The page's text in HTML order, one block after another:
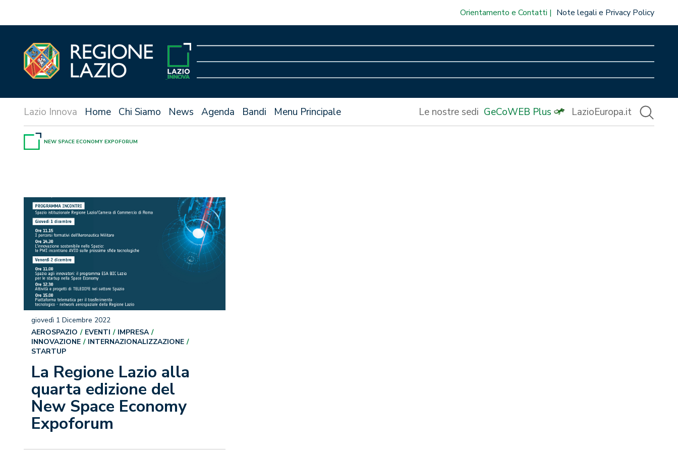
Orientamento e Contatti Note legali e Privacy Policy
Home Chi Siamo News Agenda Bandi Menu Principale Le nostre sedi GeCoWEB Plus LazioEuropa.it
NEW SPACE ECONOMY EXPOFORUM
La Regione Lazio alla
quarta edizione del
New Space Economy
Expoforum
giovedì 1 Dicembre 2022
AEROSPAZIO
EVENTI
IMPRESA
INNOVAZIONE
INTERNAZIONALIZZAZIONE
STARTUP